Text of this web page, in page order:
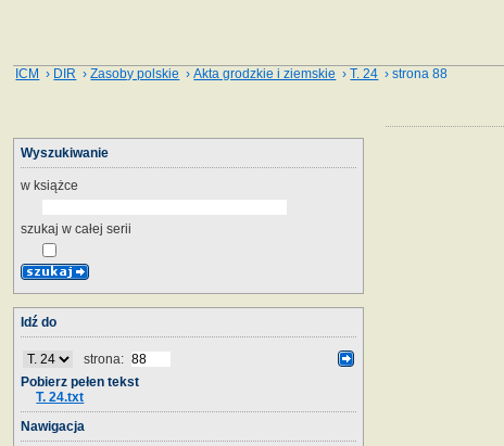
ICM › DIR ›Zasoby polskie ›Akta grodzkie i ziemskie ›T. 24 › strona 88
Wyszukiwanie
w książce
szukaj w całej serii
Idź do
strona:
Pobierz pełen tekst
T. 24.txt
Nawigacja